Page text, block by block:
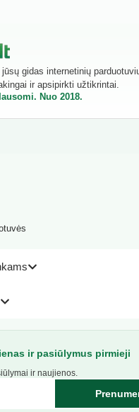
gidas internetinių
ir apsipirkti užtikrintai.
Nuo 2018.
ir pasiūlymus pirmieji
ir naujienos.